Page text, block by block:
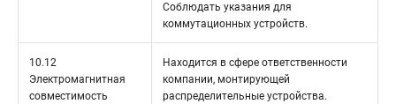
Соблюдать указания для
коммутационных устройств.
10.12
Электромагнитная
совместимость
Находится в сфере ответственности
компании, монтирующей
распределительные устройства.